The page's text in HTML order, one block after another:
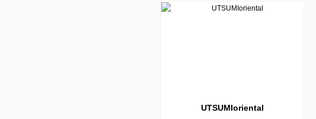
UTSUMIoriental